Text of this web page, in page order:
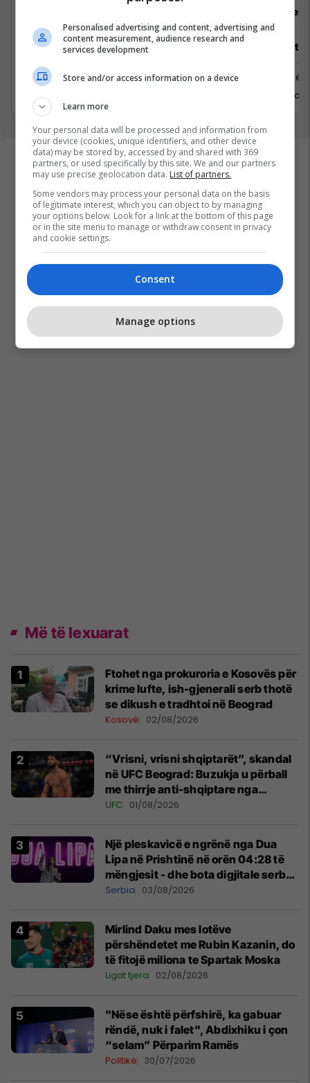
Recepsionist/e
Prishtine
31 Gusht 2026
Architect
Prishtinë
6 Shtator
Më të lexuarat
Ftohet nga prokuroria e Kosovës për
krime lufte, ish-gjenerali serb thotë
se dikush e tradhtoi në Beograd
Kosovë 02/08/2026
“Vrisni, vrisni shqiptarët”, skandal
në UFC Beograd: Buzukja u përball
me thirrje anti-shqiptare nga
tribunat
UFC 01/08/2026
Një pleskavicë e ngrënë nga Dua
Lipa në Prishtinë në orën 04:28 të
mëngjesit - dhe bota digjitale serbe
shpall gjendjen e luftës
Serbia 03/08/2026
Mirlind Daku mes lotëve
përshëndetet me Rubin Kazanin, do
të fitojë miliona te Spartak Moska
Ligat tjera 02/08/2026
"Nëse është përfshirë, ka gabuar
rëndë, nuk i falet", Abdixhiku i çon
“selam” Përparim Ramës
Politikë 30/07/2026
Personalised advertising and content, advertising and
content measurement, audience research and
services development
Store and/or access information on a device
Learn more
Your personal data will be processed and information from
your device (cookies, unique identifiers, and other device
data) may be stored by, accessed by and shared with 369
partners, or used specifically by this site. We and our partners
may use precise geolocation data. List of partners.
Some vendors may process your personal data on the basis
of legitimate interest, which you can object to by managing
your options below. Look for a link at the bottom of this page
or in the site menu to manage or withdraw consent in privacy
and cookie settings.
Consent
Manage options